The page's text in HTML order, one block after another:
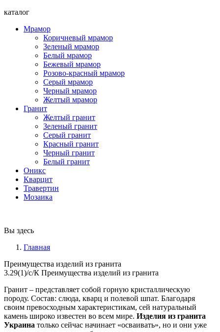
каталог
Мрамор
Коричневый мрамор
Зеленый мрамор
Белый мрамор
Бежевый мрамор
Розово-красный мрамор
Серый мрамор
Черный мрамор
Желтый мрамор
Гранит
Желтый гранит
Зеленый гранит
Серый гранит
Красный гранит
Черный гранит
Белый гранит
Оникс
Кварцит
Травертин
Мозаика
Вы здесь
Главная
Преимущества изделий из гранита
3.29(1)/с/К Преимущества изделий из гранита
Гранит – представляет собой горную кристаллическую
породу. Состав: слюда, кварц и полевой шпат. Благодаря
своим превосходным характеристикам, сей натуральный
камень широко известен во всем мире. Изделия из гранита
Украина только сейчас начинает «осваивать», но и они уже